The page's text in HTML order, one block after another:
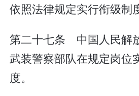
依照法律规定实行衔级制
第二十七条 中国人民解
武装警察部队在规定岗位
度。